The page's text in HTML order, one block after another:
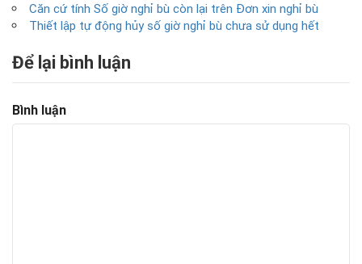
Căn cứ tính Số giờ nghỉ bù còn lại trên Đơn xin nghỉ bù
Thiết lập tự động hủy số giờ nghỉ bù chưa sử dụng hết
Để lại bình luận
Bình luận